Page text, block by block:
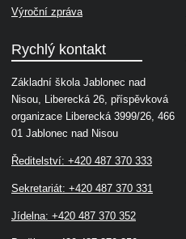
Výroční zpráva
Rychlý kontakt
Základní škola Jablonec nad
Nisou, Liberecká 26, příspěvková
organizace Liberecká 3999/26, 466
01 Jablonec nad Nisou
Ředitelství: +420 487 370 333
Sekretariát: +420 487 370 331
Jídelna: +420 487 370 352